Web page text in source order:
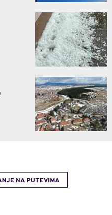
0
0
NA PUTEVIMA